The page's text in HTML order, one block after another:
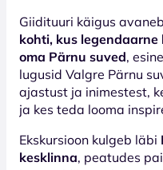
Giidituuri käigus
kohti, kus
oma Pärnu suved,
lugusid Valgre Pärnu
ajastust ja inimestest,
ja kes teda looma
Ekskursioon kulgeb läbi
kesklinna, peatudes